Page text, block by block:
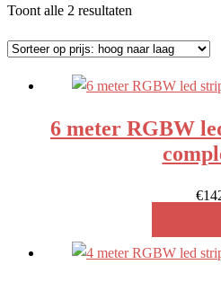
Toont alle 2 resultaten
prijs:
hoog
laag
6 meter RGBW
€